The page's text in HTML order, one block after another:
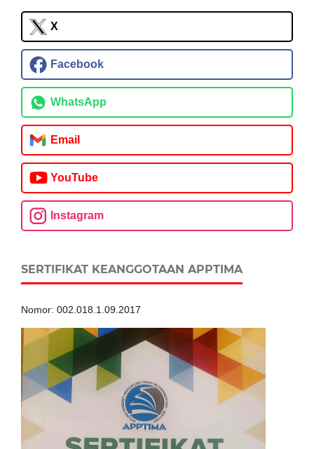
X
Facebook
WhatsApp
Email
YouTube
Instagram
SERTIFIKAT KEANGGOTAAN APPTIMA
Nomor: 002.018.1.09.2017